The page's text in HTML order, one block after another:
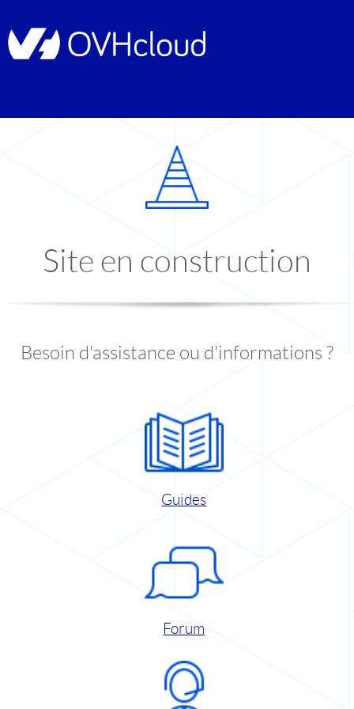
Site en construction
Besoin d'assistance ou d'informations ?
Guides
Forum